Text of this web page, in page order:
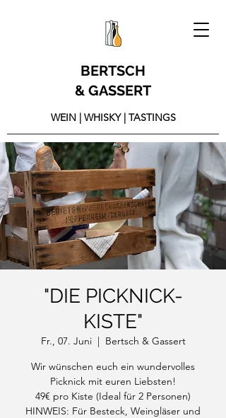
BERTSCH
& GASSERT
WEIN | WHISKY | TASTINGS
"DIE PICKNICK-
KISTE"
Fr., 07. Juni
  |
Bertsch & Gassert
Wir wünschen euch ein wundervolles
Picknick mit euren Liebsten!
49€ pro Kiste (Ideal für 2 Personen)
HINWEIS: Für Besteck, Weingläser und